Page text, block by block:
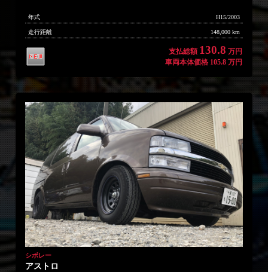
年式 H15/2003
走行距離 148,000 km
支払総額 130.8 万円
車両本体価格 105.8 万円
シボレー
アストロ